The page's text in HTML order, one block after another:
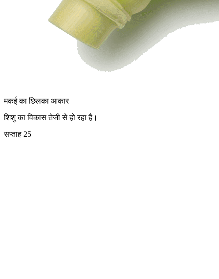
मकई का छिलका आकार
शिशु का विकास तेजी से हो रहा है।
सप्ताह 25